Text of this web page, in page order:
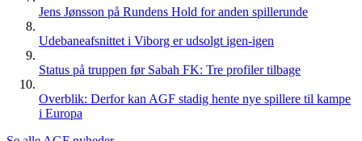
Jens Jønsson på Rundens Hold for anden spillerunde
Udebaneafsnittet i Viborg er udsolgt igen-igen
Status på truppen før Sabah FK: Tre profiler tilbage
Overblik: Derfor kan AGF stadig hente nye spillere til kampe
i Europa